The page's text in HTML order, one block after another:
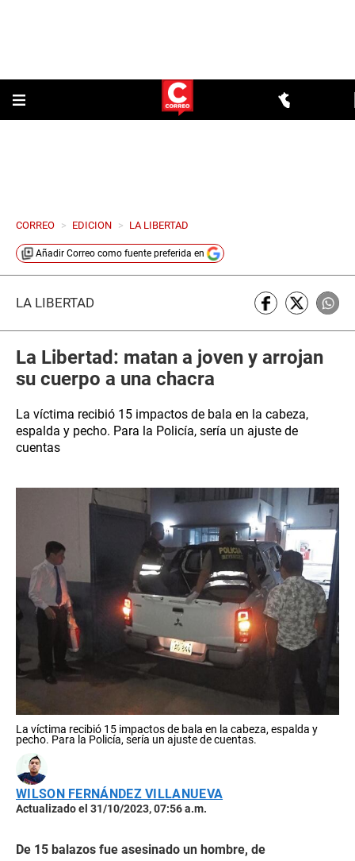
CORREO > EDICION > LA LIBERTAD
Añadir Correo como fuente preferida en
LA LIBERTAD
La Libertad: matan a joven y arrojan
su cuerpo a una chacra
La víctima recibió 15 impactos de bala en la cabeza,
espalda y pecho. Para la Policía, sería un ajuste de
cuentas
La víctima recibió 15 impactos de bala en la cabeza, espalda y
pecho. Para la Policía, sería un ajuste de cuentas.
WILSON FERNÁNDEZ VILLANUEVA
Actualizado el 31/10/2023, 07:56 a.m.
De 15 balazos fue asesinado un hombre, de